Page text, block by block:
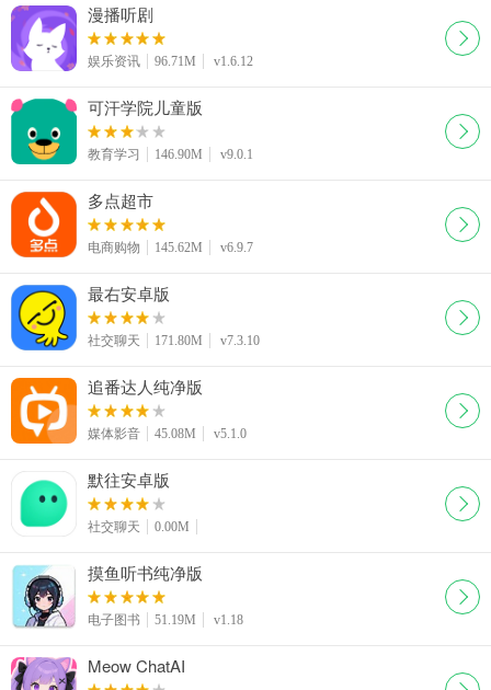
漫播听剧
娱乐资讯 96.71M v1.6.12
可汗学院儿童版
教育学习 146.90M v9.0.1
多点超市
电商购物 145.62M v6.9.7
最右安卓版
社交聊天 171.80M v7.3.10
追番达人纯净版
媒体影音 45.08M v5.1.0
默往安卓版
社交聊天 0.00M
摸鱼听书纯净版
电子图书 51.19M v1.18
Meow ChatAI